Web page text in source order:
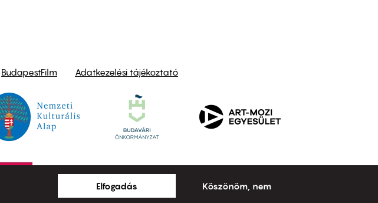
BudapestFilm Adatkezelési tájékoztató
Elfogadás Köszönöm, nem